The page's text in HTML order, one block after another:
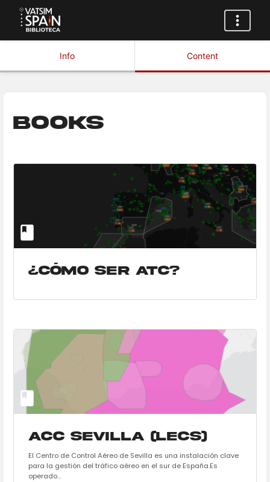
Info Content
Books
¿Cómo ser ATC?
ACC Sevilla (LECS)
El Centro de Control Aéreo de Sevilla es una instalación clave
para la gestión del tráfico aéreo en el sur de España.Es
operado...